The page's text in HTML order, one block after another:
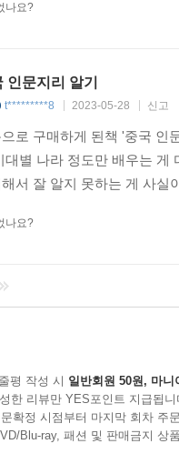
나요?
인문지리 알기
t*********8 2023-05-28 신고
로 구매하게 된책 '중국 인
대별 나라 정도만 배우는
서 잘 알지 못하는 게 사
나요?
평 작성 시 일반회원 50원, 마니
한 리뷰만 YES포인트 지급됩니
확정 시점부터 마지막 회차 주
Blu-ray, 패션 및 판매금지 상